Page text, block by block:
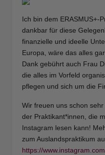
Ich bin dem ERASMUS+-
dankbar für diese
finanzielle und ideelle
Europa, wäre das alles
Dank gebührt auch Frau
die alles im Vorfeld
pflegen und sich um die
Wir freuen uns schon
der Praktikant*innen, die
Instagram lesen kann!
zum Auslandspraktikum
https://